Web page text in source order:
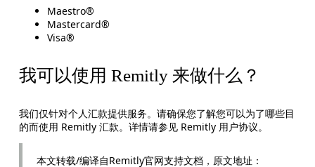
Maestro®
Mastercard®
Visa®
我可以使用 Remitly 来做什么？
我们仅针对个人汇款提供服务。请确保您了解您可以为了哪些目
的而使用 Remitly 汇款。详情请参见 Remitly 用户协议。
本文转载/编译自Remitly官网支持文档，原文地址：